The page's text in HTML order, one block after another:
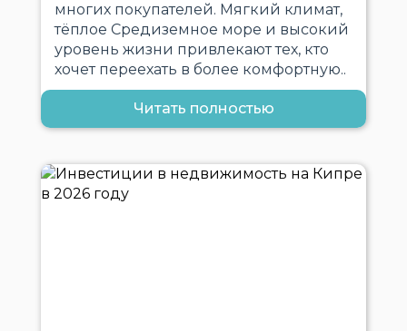
многих покупателей. Мягкий климат,
тёплое Средиземное море и высокий
уровень жизни привлекают тех, кто
хочет переехать в более комфортную..
Читать полностью